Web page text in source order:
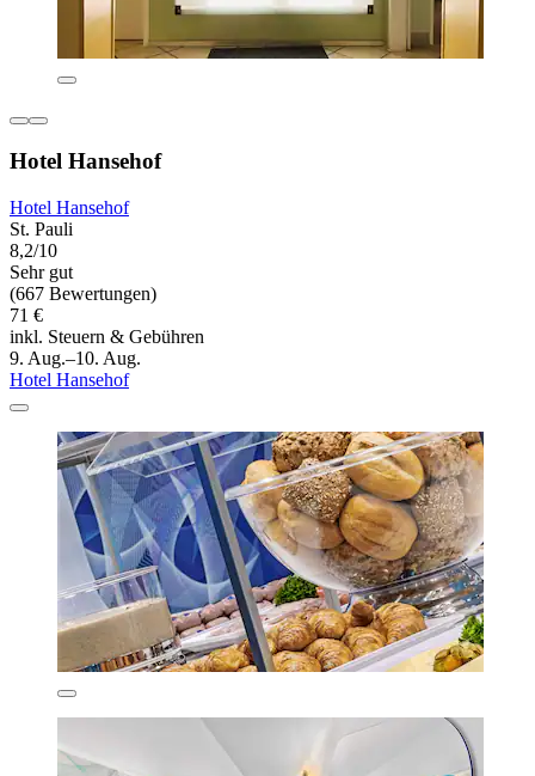
Hotel Hansehof
Hotel Hansehof
St. Pauli
8,2/10
Sehr gut
(667 Bewertungen)
71 €
inkl. Steuern & Gebühren
9. Aug.–10. Aug.
Hotel Hansehof